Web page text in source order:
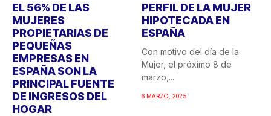
EL 56% DE LAS
MUJERES
PROPIETARIAS DE
PEQUEÑAS
EMPRESAS EN
ESPAÑA SON LA
PRINCIPAL FUENTE
DE INGRESOS DEL
HOGAR
PERFIL DE LA MUJER
HIPOTECADA EN
ESPAÑA
Con motivo del día de la
Mujer, el próximo 8 de
marzo,...
6 MARZO, 2025